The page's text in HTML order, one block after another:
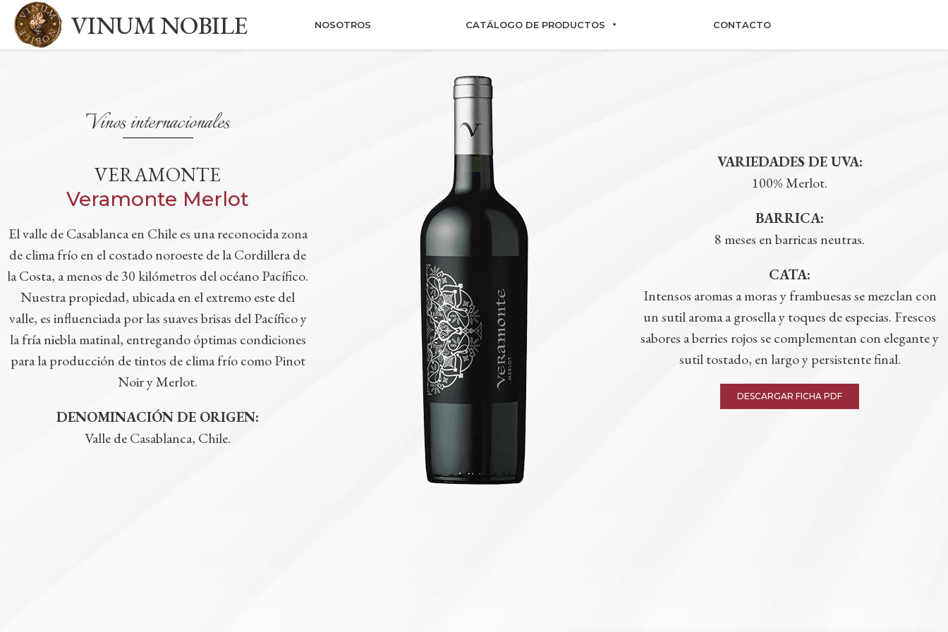
VINUM NOBILE NOSOTROS CATÁLOGO DE PRODUCTOS CONTACTO
Vinos internacionales
VERAMONTE
Veramonte Merlot
El valle de Casablanca en Chile es una reconocida zona
de clima frío en el costado noroeste de la Cordillera de
la Costa, a menos de 30 kilómetros del océano Pacífico.
Nuestra propiedad, ubicada en el extremo este del
valle, es influenciada por las suaves brisas del Pacífico y
la fría niebla matinal, entregando óptimas condiciones
para la producción de tintos de clima frío como Pinot
Noir y Merlot.
DENOMINACIÓN DE ORIGEN:
Valle de Casablanca, Chile.
VARIEDADES DE UVA:
100% Merlot.
BARRICA:
8 meses en barricas neutras.
CATA:
Intensos aromas a moras y frambuesas se mezclan con
un sutil aroma a grosella y toques de especias. Frescos
sabores a berries rojos se complementan con elegante y
sutil tostado, en largo y persistente final.
DESCARGAR FICHA PDF